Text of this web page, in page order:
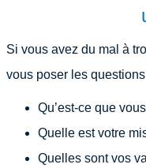
Si vous avez du mal à
vous poser les
Qu’est-ce que
Quelle est votre
Quelles sont vos